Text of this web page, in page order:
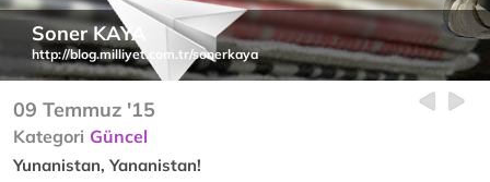
Soner KAYA
http://blog.milliyet.com.tr/sonerkaya
09 Temmuz '15
Kategori Güncel
Yunanistan, Yananistan!